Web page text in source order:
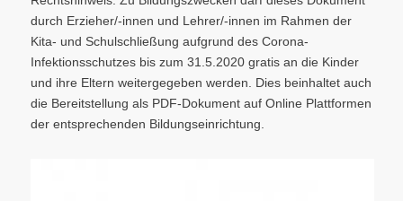
durch Erzieher/-innen und Lehrer/-innen im Rahmen der
Kita- und Schulschließung aufgrund des Corona-
Infektionsschutzes bis zum 31.5.2020 gratis an die Kinder
und ihre Eltern weitergegeben werden. Dies beinhaltet auch
die Bereitstellung als PDF-Dokument auf Online Plattformen
der entsprechenden Bildungseinrichtung.